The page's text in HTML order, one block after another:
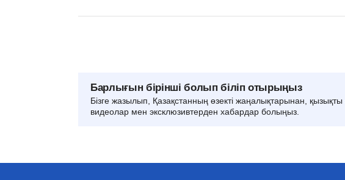
Барлығын бірінші болып біліп отырыңыз
Бізге жазылып, Қазақстанның өзекті жаңалықтарынан, қызықты
видеолар мен эксклюзивтерден хабардар болыңыз.